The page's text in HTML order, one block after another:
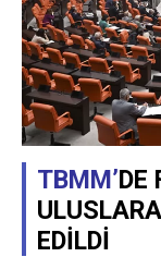
TBMM’DE
EDİLDİ